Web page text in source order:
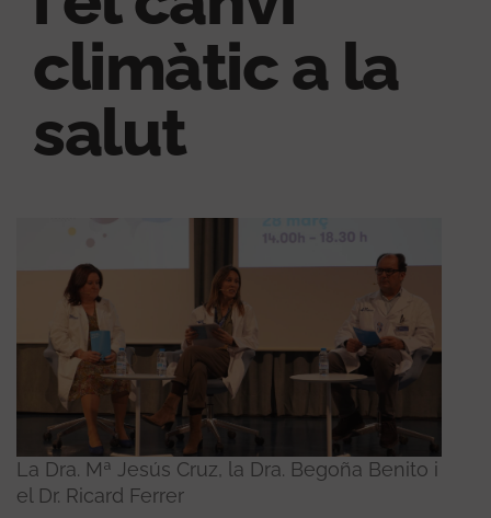
climàtic a la
salut
La Dra. Mª Jesús Cruz, la Dra. Begoña Benito i
el Dr. Ricard Ferrer